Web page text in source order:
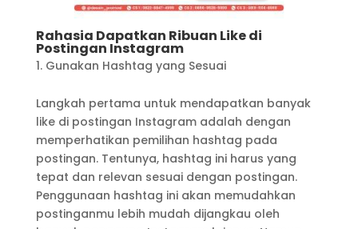
Rahasia Dapatkan Ribuan Like di
Postingan Instagram
Gunakan Hashtag yang Sesuai
Langkah pertama untuk mendapatkan banyak
like di postingan Instagram adalah dengan
memperhatikan pemilihan hashtag pada
postingan. Tentunya, hashtag ini harus yang
tepat dan relevan sesuai dengan postingan.
Penggunaan hashtag ini akan memudahkan
postinganmu lebih mudah dijangkau oleh